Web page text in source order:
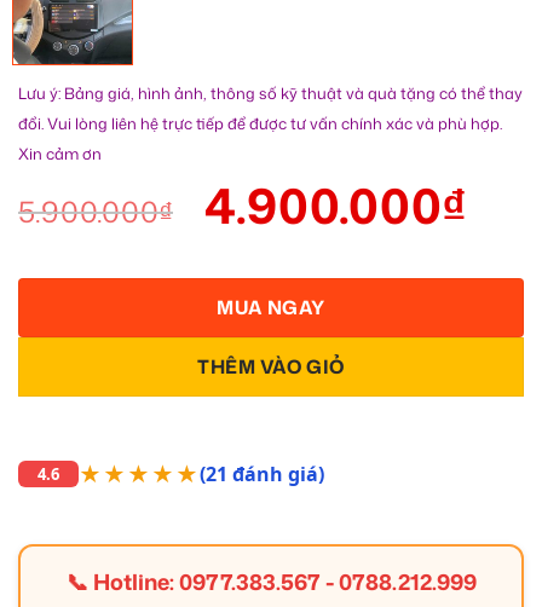
Lưu ý: Bảng giá, hình ảnh, thông số kỹ thuật và quà tặng có thể thay
đổi. Vui lòng liên hệ trực tiếp để được tư vấn chính xác và phù hợp.
Xin cảm ơn
5.900.000₫ 4.900.000₫
THÊM VÀO GIỎ
MUA NGAY
4.6 ★★★★★(21 đánh giá)
📞 Hotline:0977.383.567-0788.212.999